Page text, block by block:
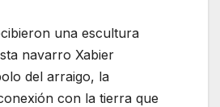
una escultura
navarro Xabier
del arraigo, la
con la tierra que